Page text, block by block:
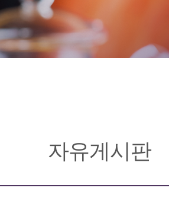
자유게시판